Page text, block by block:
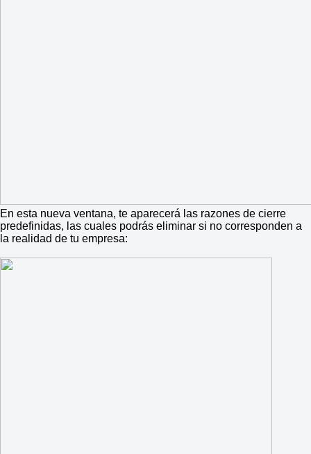
En esta nueva ventana, te aparecerá las razones de cierre
predefinidas, las cuales podrás eliminar si no corresponden a
la realidad de tu empresa: